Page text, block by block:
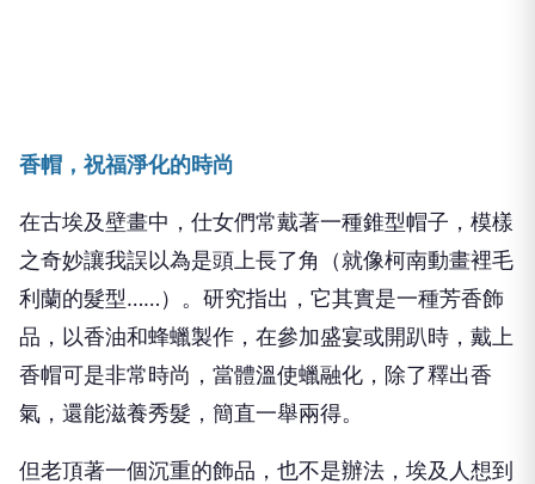
香帽，祝福淨化的時尚
在古埃及壁畫中，仕女們常戴著一種錐型帽子，模樣
之奇妙讓我誤以為是頭上長了角（就像柯南動畫裡毛
利蘭的髮型……）。研究指出，它其實是一種芳香飾
品，以香油和蜂蠟製作，在參加盛宴或開趴時，戴上
香帽可是非常時尚，當體溫使蠟融化，除了釋出香
氣，還能滋養秀髮，簡直一舉兩得。
但老頂著一個沉重的飾品，也不是辦法，埃及人想到